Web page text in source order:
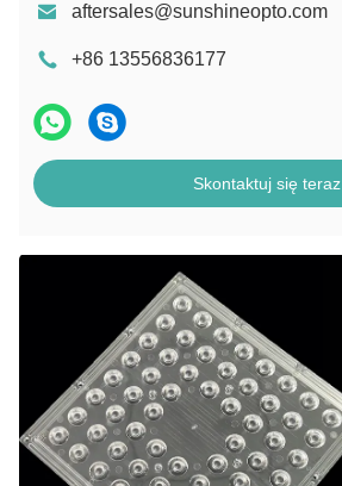
aftersales@sunshineopto.com
+86 13556836177
Skontaktuj się teraz